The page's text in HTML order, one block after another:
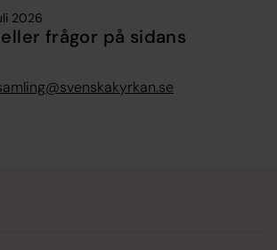
2026
frågor på sidans